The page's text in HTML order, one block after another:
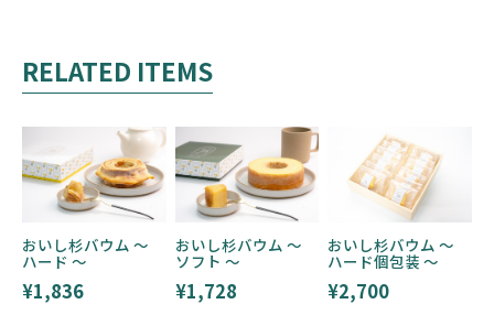
RELATED ITEMS
おいし杉バウム 〜
ハード 〜
¥1,836
おいし杉バウム 〜
ソフト 〜
¥1,728
おいし杉バウム 〜
ハード個包装 〜
¥2,700